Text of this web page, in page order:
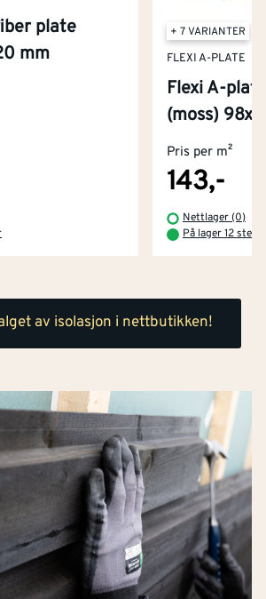
plate
mm
+ 7 VARIANTER
FLEXI A-PLATE
Flexi A-
(moss)
Pris per m²
143,-
Nettlager (0)
På lager 12
av isolasjon i nettbutikken!